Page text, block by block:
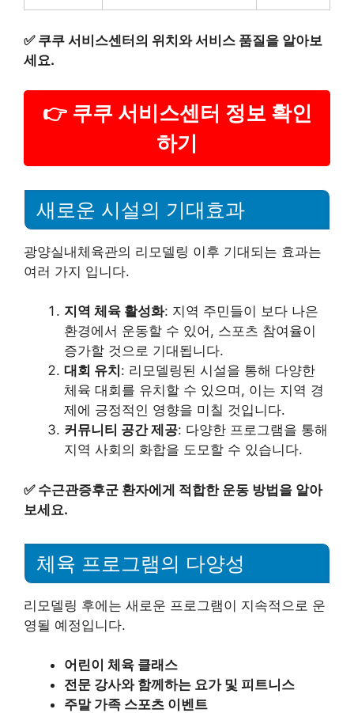
✅ 쿠쿠 서비스센터의 위치와 서비스 품질을 알아보
세요.
👉 쿠쿠 서비스센터 정보 확인
하기
새로운 시설의 기대효과
광양실내체육관의 리모델링 이후 기대되는 효과는
여러 가지 입니다.
지역 체육 활성화: 지역 주민들이 보다 나은
환경에서 운동할 수 있어, 스포츠 참여율이
증가할 것으로 기대됩니다.
대회 유치 : 리모델링된 시설을 통해 다양한
체육 대회를 유치할 수 있으며, 이는 지역 경
제에 긍정적인 영향을 미칠 것입니다.
커뮤니티 공간 제공: 다양한 프로그램을 통해
지역 사회의 화합을 도모할 수 있습니다.
✅ 수근관증후군 환자에게 적합한 운동 방법을 알아
보세요.
체육 프로그램의 다양성
리모델링 후에는 새로운 프로그램이 지속적으로 운
영될 예정입니다.
어린이 체육 클래스
전문 강사와 함께하는 요가 및 피트니스
주말 가족 스포츠 이벤트